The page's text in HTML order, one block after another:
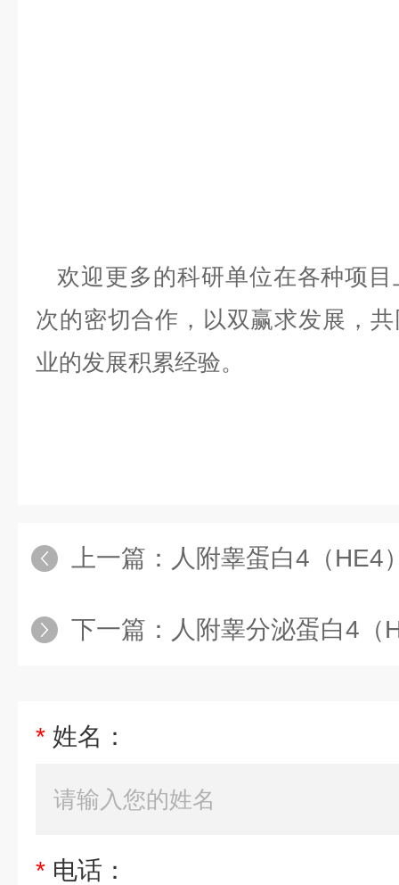
欢迎更多的科研单位在各种项
次的密切合作，以双赢求发展，
业的发展积累经验。
上一篇： 人附睾蛋白4（HE4）
下一篇： 人附睾分泌蛋白4（HE4
* 姓名：
* 电话：